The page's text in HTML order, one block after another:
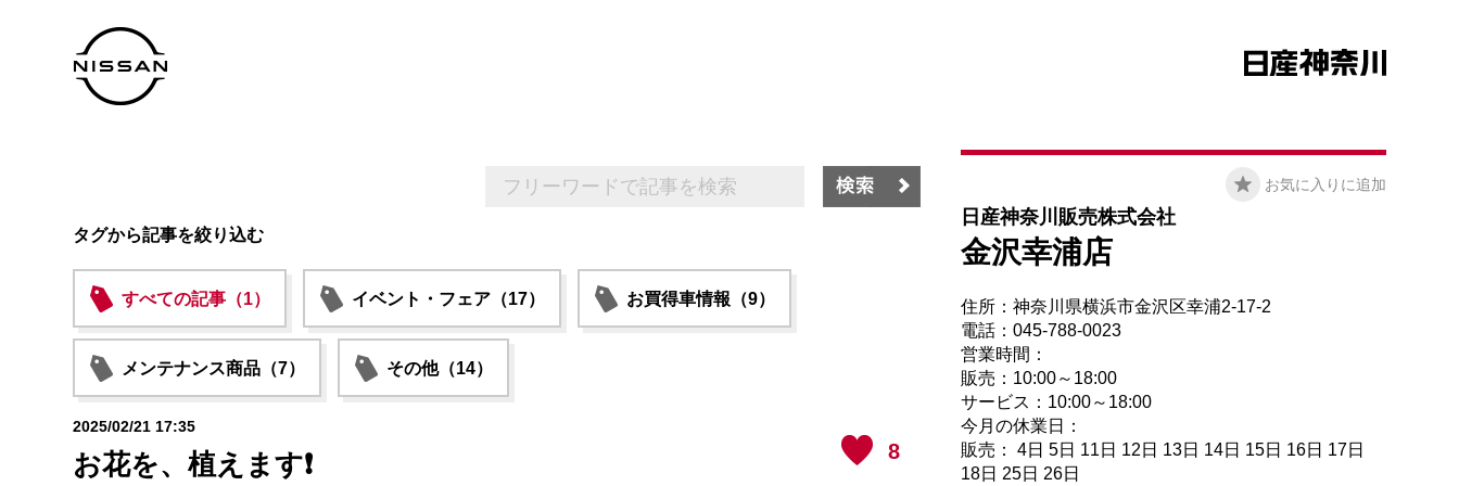
タグから記事を絞り込む
すべての記事（1） イベント・フェア（17） お買得車情報（9）
メンテナンス商品（7） その他（14）
8
2025/02/21 17:35
お花を、植えます❗️
お気に入りに追加
日産神奈川販売株式会社
金沢幸浦店
住所：神奈川県横浜市金沢区幸浦2-17-2
電話：045-788-0023
営業時間：
販売：10:00～18:00
サービス：10:00～18:00
今月の休業日：
販売： 4日 5日 11日 12日 13日 14日 15日 16日 17日
18日 25日 26日